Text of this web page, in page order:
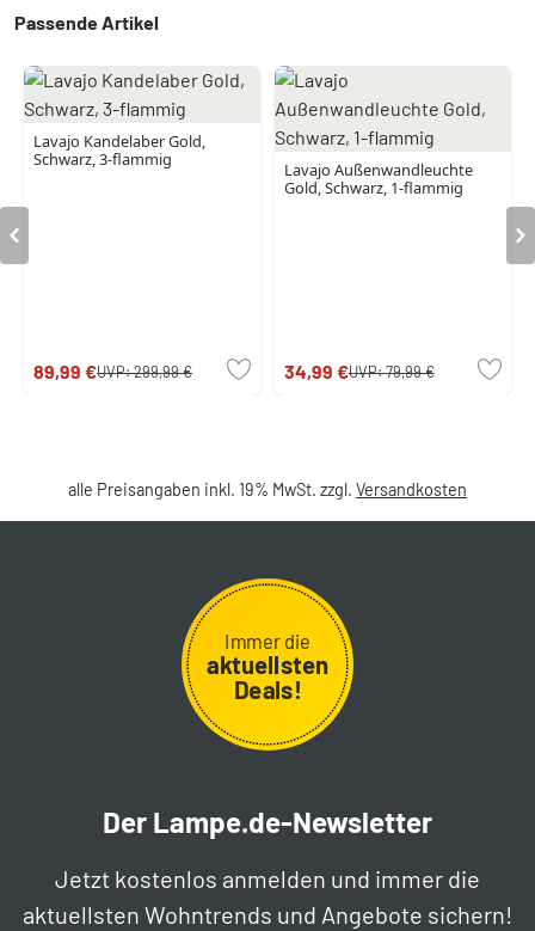
Passende Artikel
Lavajo Kandelaber Gold,
Schwarz, 3-flammig
89,99 €UVP:299,99 €
Lavajo Außenwandleuchte
Gold, Schwarz, 1-flammig
34,99 €UVP:79,99 €
alle Preisangaben inkl. 19% MwSt. zzgl. Versandkosten
Immer die
aktuellsten
Deals!
Der Lampe.de-Newsletter
Jetzt kostenlos anmelden und immer die
aktuellsten Wohntrends und Angebote sichern!